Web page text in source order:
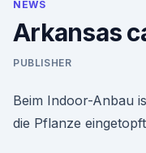
NEWS
Arkansas
PUBLISHER
Beim Indoor-Anbau
die Pflanze